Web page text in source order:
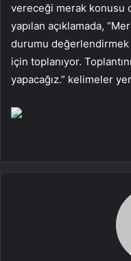
vereceği merak konusu
yapılan açıklamada,
durumu değerlendirmek
için toplanıyor.
yapacağız.” kelimeler